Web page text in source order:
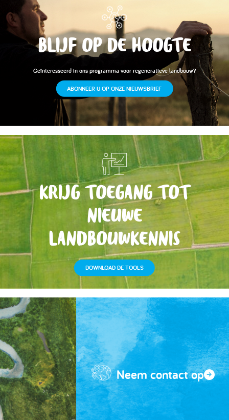
BLIJF OP DE HOOGTE
Geïnteresseerd in ons programma voor regeneratieve landbouw?
ABONNEER U OP ONZE NIEUWSBRIEF
KRIJG TOEGANG TOT
NIEUWE
LANDBOUWKENNIS
DOWNLOAD DE TOOLS
Neem contact op